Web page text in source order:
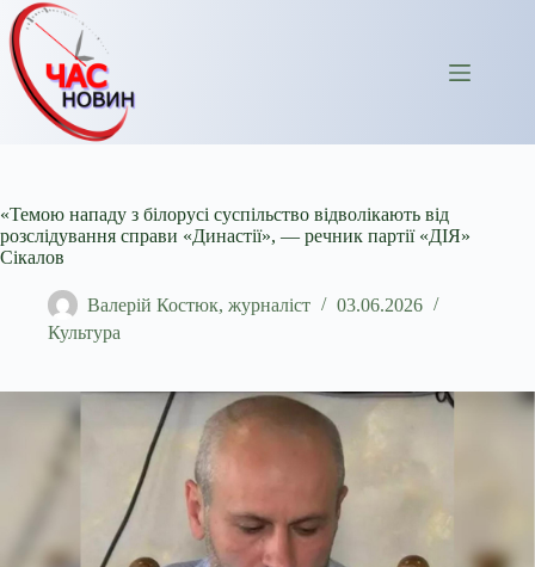
Перейти
до
вмісту
«Темою нападу з білорусі суспільство відволікають від
розслідування справи «Династії», — речник партії «ДІЯ»
Сікалов
Валерій Костюк, журналіст
03.06.2026
Культура